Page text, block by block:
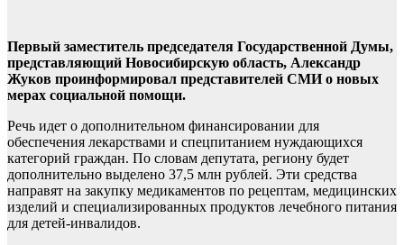
Первый заместитель председателя Государственной Думы,
представляющий Новосибирскую область, Александр
Жуков проинформировал представителей СМИ о новых
мерах социальной помощи.
Речь идет о дополнительном финансировании для
обеспечения лекарствами и спецпитанием нуждающихся
категорий граждан. По словам депутата, региону будет
дополнительно выделено 37,5 млн рублей. Эти средства
направят на закупку медикаментов по рецептам, медицинских
изделий и специализированных продуктов лечебного питания
для детей-инвалидов.